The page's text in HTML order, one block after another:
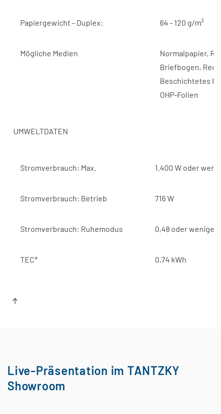
Papiergewicht - Duplex: 64 - 120 g/m²
Mögliche Medien
Normalpapier,
Briefbogen,
Beschichtetes
OHP-Folien
UMWELTDATEN
Stromverbrauch: Max. 1.400 W oder
Stromverbrauch: Betrieb 716 W
Stromverbrauch: Ruhemodus 0,48 oder weniger
TEC* 0,74 kWh
Live-Präsentation im TANTZKY
Showroom